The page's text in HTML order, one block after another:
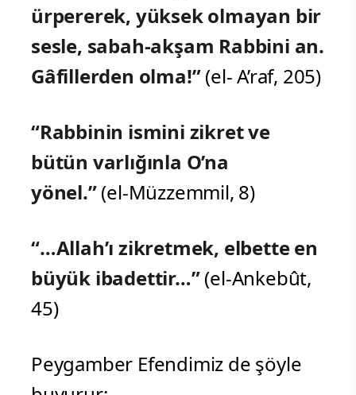
ürpererek, yüksek olmayan bir
sesle, sabah-akşam Rabbini an.
Gâfillerden olma!”(el- A’raf, 205)
“Rabbinin ismini zikret ve
bütün varlığınla O’na
yönel.”(el-Müzzemmil, 8)
“…Allah’ı zikretmek, elbette en
büyük ibadettir…”(el-Ankebût,
45)
Peygamber Efendimiz de şöyle